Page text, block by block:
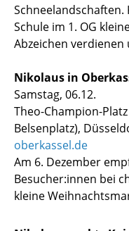
Schneelandschaften.
Schule im 1. OG
Abzeichen verdienen
Nikolaus in
Samstag, 06.12.
Theo-Champion-
Belsenplatz),
oberkassel.de
Am 6. Dezember
Besucher:innen bei
kleine